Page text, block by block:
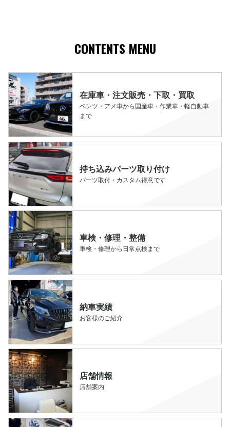
CONTENTS MENU
在庫車・注文販売・下取・買取
ベンツ・アメ車から国産車・作業車・軽自動車
まで
持ち込みパーツ取り付け
パーツ取付・カスタム得意です
車検・修理・整備
車検・修理から日常点検まで
納車実績
お客様のご紹介
店舗情報
店舗案内